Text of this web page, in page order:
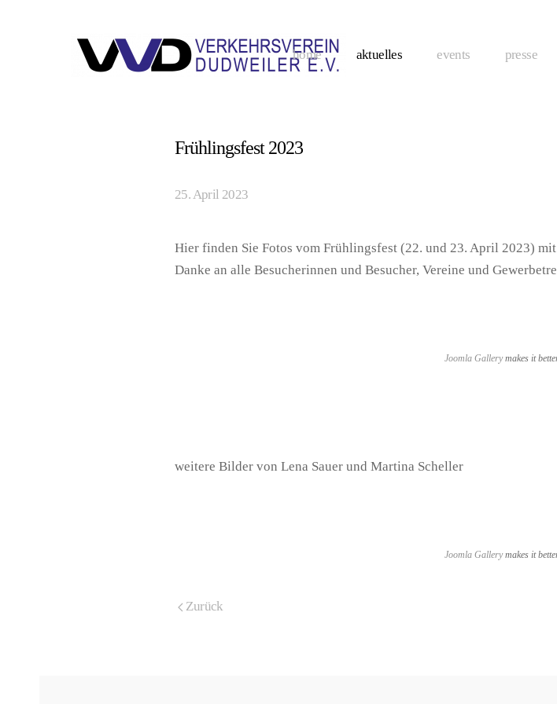
home aktuelles events presse
Frühlingsfest 2023
25. April 2023
Hier finden Sie Fotos vom Frühlingsfest (22. und 23. April 2023)
Danke an alle Besucherinnen und Besucher, Vereine und
Joomla Gallerymakes it
weitere Bilder von Lena Sauer und Martina Scheller
Joomla Gallerymakes it
Zurück